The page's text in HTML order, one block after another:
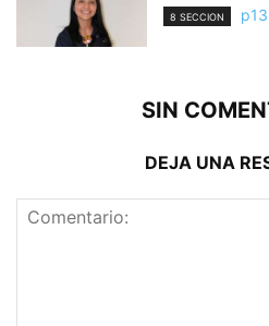
8 SECCION p13
SIN
DEJA UNA